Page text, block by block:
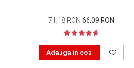
imprimante
are nevoie de ajutor
71,18 RON66,09 RON
Adauga in cos